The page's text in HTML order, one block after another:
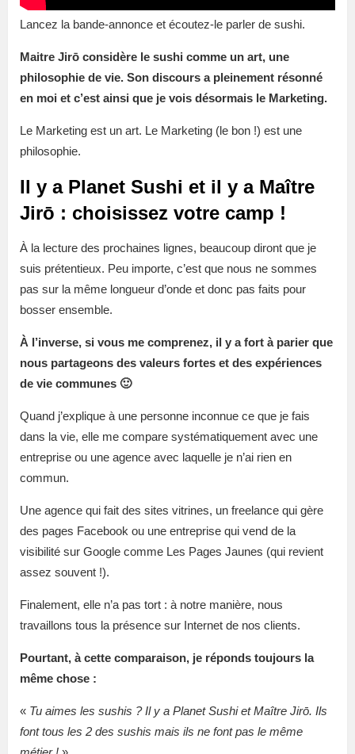
Lancez la bande-annonce et écoutez-le parler de sushi.
Maitre Jirō considère le sushi comme un art, une
philosophie de vie. Son discours a pleinement résonné
en moi et c’est ainsi que je vois désormais le Marketing.
Le Marketing est un art. Le Marketing (le bon !) est une
philosophie.
Il y a Planet Sushi et il y a Maître
Jirō : choisissez votre camp !
À la lecture des prochaines lignes, beaucoup diront que je
suis prétentieux. Peu importe, c’est que nous ne sommes
pas sur la même longueur d’onde et donc pas faits pour
bosser ensemble.
À l’inverse, si vous me comprenez, il y a fort à parier que
nous partageons des valeurs fortes et des expériences
de vie communes 🙂
Quand j’explique à une personne inconnue ce que je fais
dans la vie, elle me compare systématiquement avec une
entreprise ou une agence avec laquelle je n’ai rien en
commun.
Une agence qui fait des sites vitrines, un freelance qui gère
des pages Facebook ou une entreprise qui vend de la
visibilité sur Google comme Les Pages Jaunes (qui revient
assez souvent !).
Finalement, elle n’a pas tort : à notre manière, nous
travaillons tous la présence sur Internet de nos clients.
Pourtant, à cette comparaison, je réponds toujours la
même chose :
« Tu aimes les sushis ? Il y a Planet Sushi et Maître Jirō. Ils
font tous les 2 des sushis mais ils ne font pas le même